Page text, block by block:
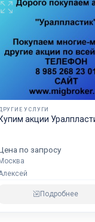
УСЛУГИ
Купим акции
по запросу
Подробнее